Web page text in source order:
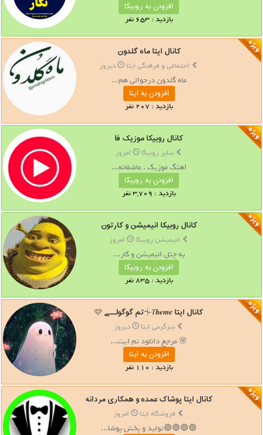
افزودن به روبیکا
بازدید : 653 نفر
کانال ایتا ماه گلدون
اجتماعی و فرهنگی ایتا دیروز
ماه گلدون درحوالی هم...
افزودن به ایتا
بازدید : 207 نفر
کانال روبیکا موزیک فا
سایر روبیکا امروز
اهنگ موزیک . عاشقانه...
افزودن به روبیکا
بازدید : 3,709 نفر
کانال روبیکا انیمیشن و کارتون
انیمیشن روبیکا امروز
به چنل انیمیشن و کار...
افزودن به روبیکا
بازدید : 835 نفر
کانال ایتا 𝑇𝒉𝒆𝒎𝒆⏆تم گوگولــے 🩷
سرگرمی ایتا دیروز
🌸 مرجع دانلود تم ایت...
افزودن به ایتا
بازدید : 110 نفر
کانال ایتا پوشاک عمده و همکاری مردانه
فروشگاه ایتا امروز
🟣🟣🟣🟣تولید و پخش پوشا...